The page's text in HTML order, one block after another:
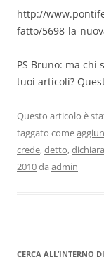
http://
fatto/5698-la-
PS Bruno: ma chi
tuoi articoli?
Questo articolo è
taggato come
crede,detto,dichiara
2010da admin
CERCA ALL’INTERNO